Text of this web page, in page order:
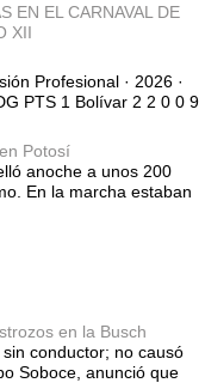
EN EL CARNAVAL DE
XII
Profesional · 2026 ·
PTS 1 Bolívar 2 2 0 0 9
Potosí
anoche a unos 200
En la marcha estaban
en la Busch
conductor; no causó
Soboce, anunció que